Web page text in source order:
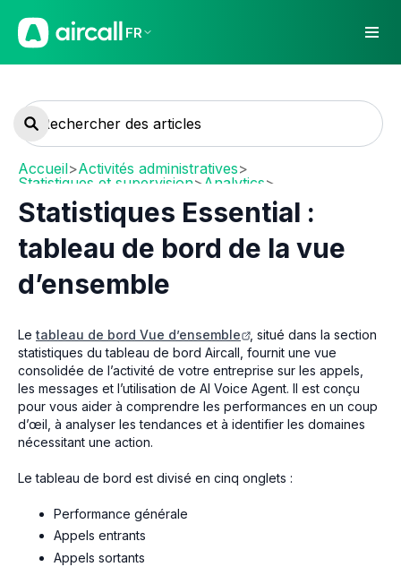
FR
Accueil>Activités administratives>
Statistiques et supervision> Analytics>
Analytics Basics
Statistiques Essential :
tableau de bord de la vue
d’ensemble
Le tableau de bord Vue d’ensemble
, situé dans la section
statistiques du tableau de bord Aircall, fournit une vue
consolidée de l’activité de votre entreprise sur les appels,
les messages et l’utilisation de AI Voice Agent. Il est conçu
pour vous aider à comprendre les performances en un coup
d’œil, à analyser les tendances et à identifier les domaines
nécessitant une action.
Le tableau de bord est divisé en cinq onglets :
Performance générale
Appels entrants
Appels sortants